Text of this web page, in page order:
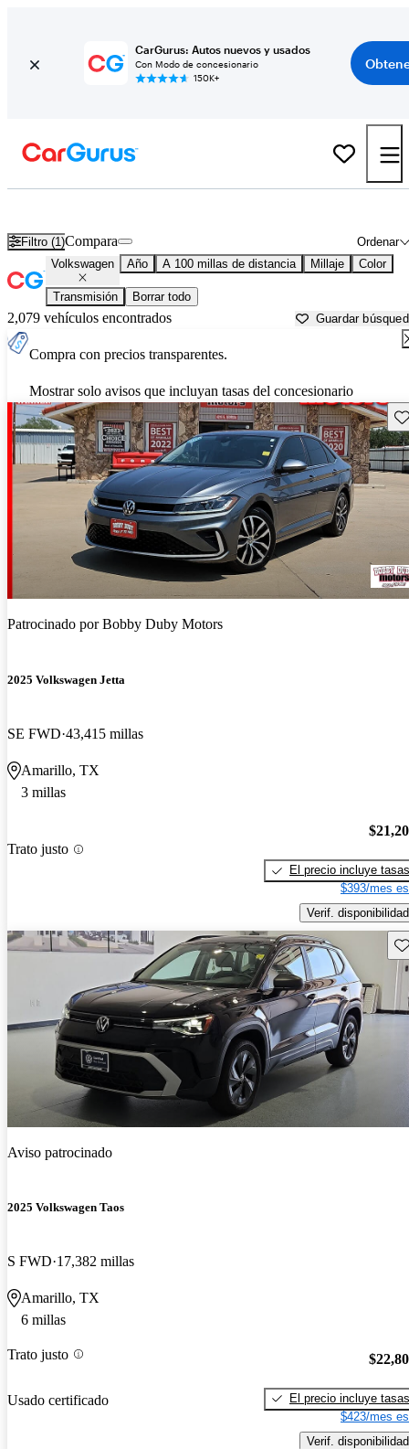
CarGurus: Autos nuevos y usados
Con Modo de concesionario
150K+
Filtro (1) Ordenar
Compara
Volkswagen Año A 100 millas de distancia Millaje Color
Transmisión Borrar todo
2,079 vehículos encontrados Guardar
Compra con precios transparentes.
Mostrar solo avisos que incluyan tasas del concesionario
Patrocinado porBobby Duby Motors
2025 Volkswagen Jetta
SE FWD 43,415 millas
Amarillo, TX
3 millas
Trato justo
El precio incluye tasas
$393/mes
Verif. disponibilidad
Aviso patrocinado
2025 Volkswagen Taos
S FWD 17,382 millas
Amarillo, TX
6 millas
Trato justo
Usado certificado
El precio incluye tasas
$423/mes
Verif. disponibilidad